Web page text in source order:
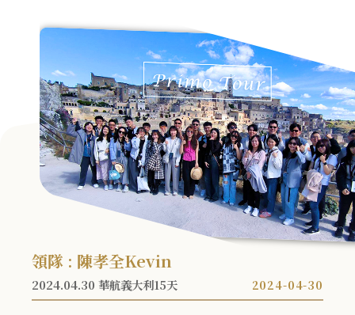
領隊 : 陳孝全Kevin
2024.04.30 華航義大利15天 2024-04-30